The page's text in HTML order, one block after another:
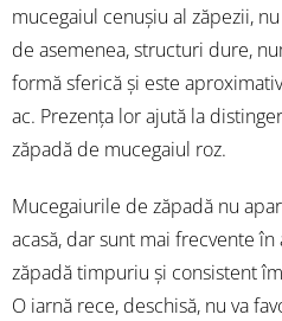
mucegaiul cenușiu al zăpezii,
de asemenea, structuri dure,
formă sferică și este
ac. Prezența lor ajută la
zăpadă de mucegaiul roz.
Mucegaiurile de zăpadă nu
acasă, dar sunt mai frecvente
zăpadă timpuriu și consistent
O iarnă rece, deschisă, nu va